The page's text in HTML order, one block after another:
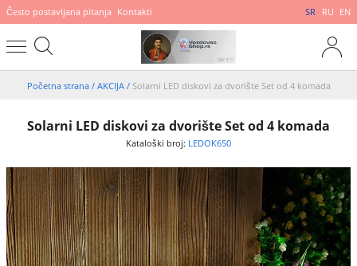
Često postavljana pitanja Kontakti SR RU EN
Početna strana / AKCIJA / Solarni LED diskovi za dvorište Set od 4 komada
Solarni LED diskovi za dvorište Set od 4 komada
Kataloški broj: LEDOK650